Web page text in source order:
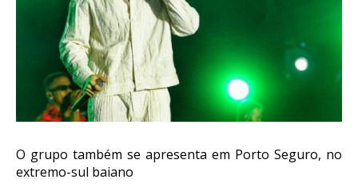
O grupo também se apresenta em Porto Seguro, no
extremo-sul baiano